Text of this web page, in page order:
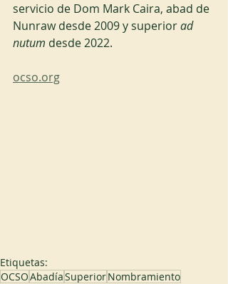
servicio de Dom Mark Caira, abad de
Nunraw desde 2009 y superior ad
nutum desde 2022.
ocso.org
Etiquetas:
OCSOAbadíaSuperiorNombramiento